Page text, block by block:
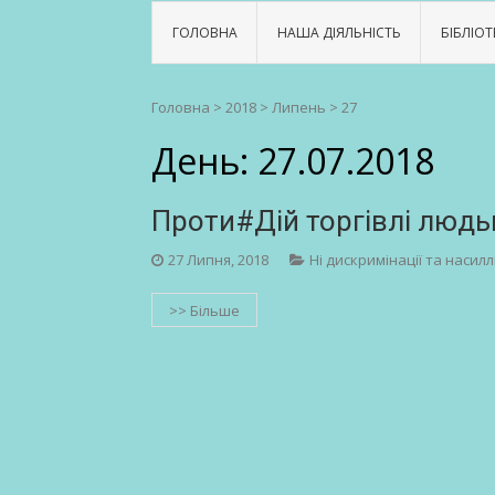
ГОЛОВНА НАША ДІЯЛЬНІСТЬ
Головна > 2018 > Липень > 27
День: 27.07.2018
Проти#Дій торгівлі
27 Липня, 2018 Ні дискримінації та
>> Більше